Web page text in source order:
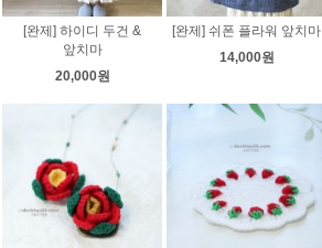
[완제] 하이디 두건 &
앞치마
20,000원
[완제] 쉬폰 플라워 앞치마
14,000원